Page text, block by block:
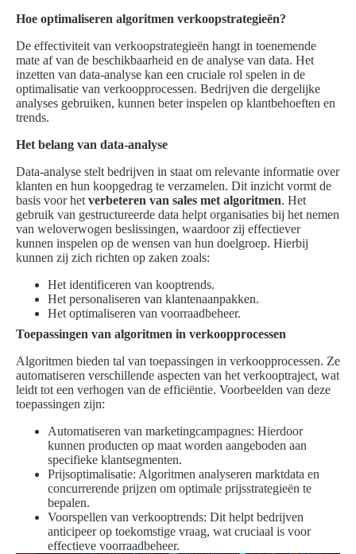
Hoe optimaliseren algoritmen verkoopstrategieën?
De effectiviteit van verkoopstrategieën hangt in toenemende
mate af van de beschikbaarheid en de analyse van data. Het
inzetten van data-analyse kan een cruciale rol spelen in de
optimalisatie van verkoopprocessen. Bedrijven die dergelijke
analyses gebruiken, kunnen beter inspelen op klantbehoeften en
trends.
Het belang van data-analyse
Data-analyse stelt bedrijven in staat om relevante informatie over
klanten en hun koopgedrag te verzamelen. Dit inzicht vormt de
basis voor het verbeteren van sales met algoritmen. Het
gebruik van gestructureerde data helpt organisaties bij het nemen
van weloverwogen beslissingen, waardoor zij effectiever
kunnen inspelen op de wensen van hun doelgroep. Hierbij
kunnen zij zich richten op zaken zoals:
Het identificeren van kooptrends.
Het personaliseren van klantenaanpakken.
Het optimaliseren van voorraadbeheer.
Toepassingen van algoritmen in verkoopprocessen
Algoritmen bieden tal van toepassingen in verkoopprocessen. Ze
automatiseren verschillende aspecten van het verkooptraject, wat
leidt tot een verhogen van de efficiëntie. Voorbeelden van deze
toepassingen zijn:
Automatiseren van marketingcampagnes: Hierdoor
kunnen producten op maat worden aangeboden aan
specifieke klantsegmenten.
Prijsoptimalisatie: Algoritmen analyseren marktdata en
concurrerende prijzen om optimale prijsstrategieën te
bepalen.
Voorspellen van verkooptrends: Dit helpt bedrijven
anticipeer op toekomstige vraag, wat cruciaal is voor
effectieve voorraadbeheer.